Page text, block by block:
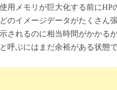
用メモリが巨大化する前にHP
のイメージデータがたくさん
されるのに相当時間がかかる
呼ぶにはまだ余裕がある状態